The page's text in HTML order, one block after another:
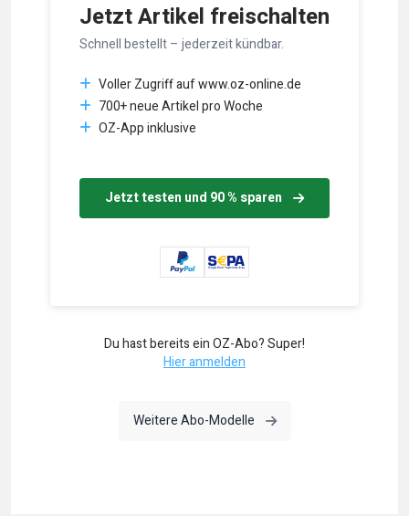
Jetzt Artikel freischalten
Schnell bestellt – jederzeit kündbar.
Voller Zugriff auf www.oz-online.de
700+ neue Artikel pro Woche
OZ-App inklusive
Jetzt testen und 90 % sparen
Du hast bereits ein OZ-Abo? Super!
Hier anmelden
Weitere Abo-Modelle